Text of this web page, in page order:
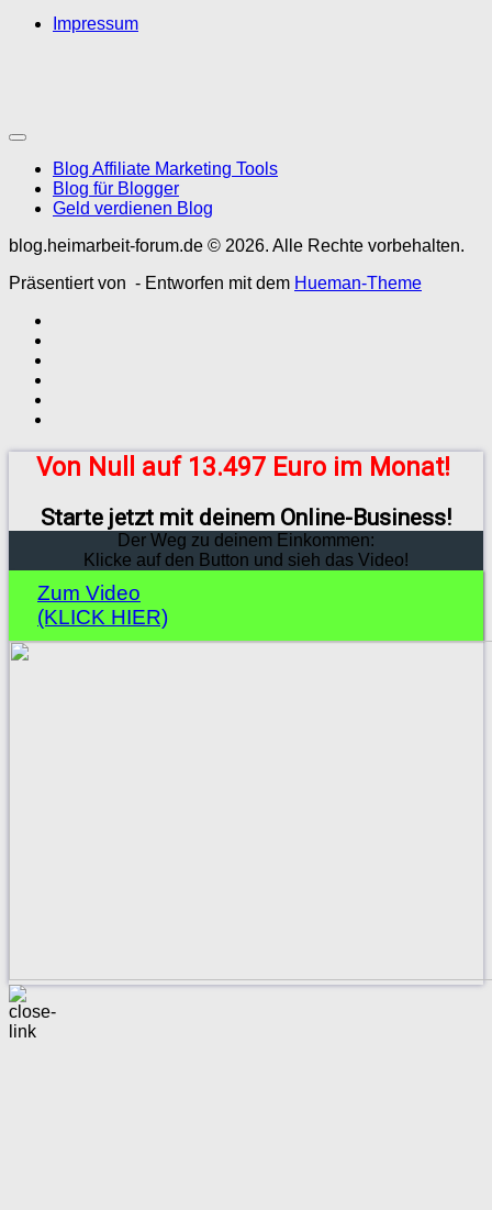
Impressum
Blog Affiliate Marketing Tools
Blog für Blogger
Geld verdienen Blog
blog.heimarbeit-forum.de © 2026. Alle Rechte vorbehalten.
Präsentiert von - Entworfen mit dem Hueman-Theme
Von Null auf 13.497 Euro im Monat!
Starte jetzt mit deinem Online-Business!
Der Weg zu deinem Einkommen:
Klicke auf den Button und sieh das Video!
Zum Video
(KLICK HIER)